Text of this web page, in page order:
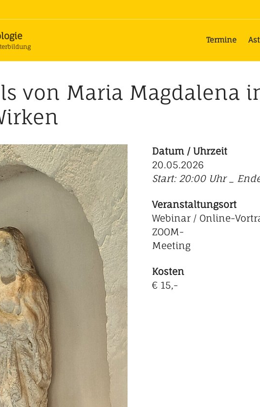
Termine
von Maria Magdalena
Datum / Uhrzeit
20.05.2026
Start: 20:00 Uhr _
Veranstaltungsort
Webinar / Online-
ZOOM-
Meeting
Kosten
€ 15,-